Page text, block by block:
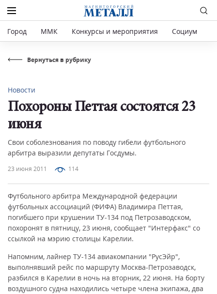
Город ММК Конкурсы и мероприятия Социум
Вернуться в рубрику
23 июня 2011 114
Новости
Похороны Петтая состоятся 23
июня
Свои соболезнования по поводу гибели футбольного
арбитра выразили депутаты Госдумы.
Футбольного арбитра Международной федерации
футбольных ассоциаций (ФИФА) Владимира Петтая,
погибшего при крушении ТУ-134 под Петрозаводском,
похоронят в пятницу, 23 июня, сообщает "Интерфакс" со
ссылкой на мэрию столицы Карелии.
Напомним, лайнер ТУ-134 авиакомпании "РусЭйр",
выполнявший рейс по маршруту Москва-Петрозаводск,
разбился в Карелии в ночь на вторник, 22 июня. На борту
воздушного судна находились четыре члена экипажа, два